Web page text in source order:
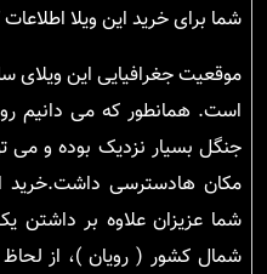
شما برای خرید این ویلا
موقعیت جغرافیایی این ویلای
است. همانطور که می دانیم
جنگل بسیار نزدیک بوده و می
مکان هادسترسی داشت.خرید
شما عزیزان علاوه بر داشتن
شمال کشور ( رویان )، از لحاظ